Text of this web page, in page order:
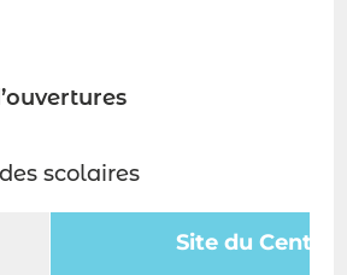
scolaires
Site du Centre